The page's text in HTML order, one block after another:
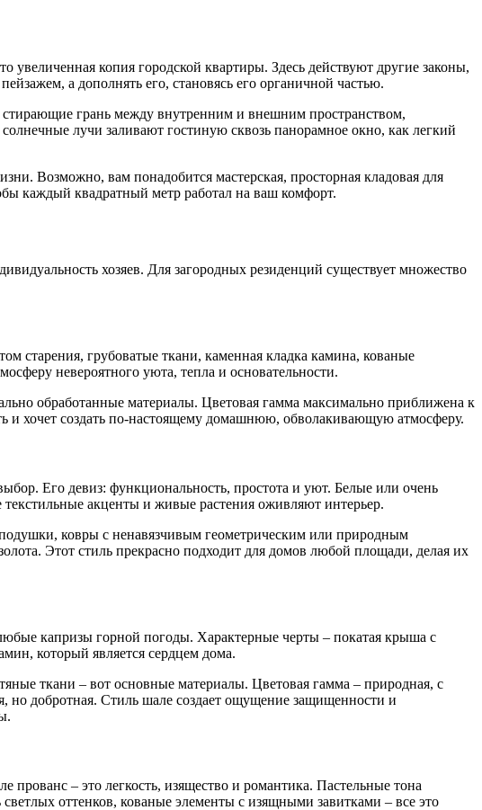
копия городской квартиры. Здесь действуют другие законы,
а дополнять его, становясь его органичной частью.
стирающие грань между внутренним и внешним пространством,
лучи заливают гостиную сквозь панорамное окно, как легкий
Возможно, вам понадобится мастерская, просторная кладовая для
каждый квадратный метр работал на ваш комфорт.
хозяев. Для загородных резиденций существует множество
старения, грубоватые ткани, каменная кладка камина, кованые
невероятного уюта, тепла и основательности.
обработанные материалы. Цветовая гамма максимально приближена к
и хочет создать по-настоящему домашнюю, обволакивающую атмосферу.
Его девиз: функциональность, простота и уют. Белые или очень
текстильные акценты и живые растения оживляют интерьер.
ковры с ненавязчивым геометрическим или природным
Этот стиль прекрасно подходит для домов любой площади, делая их
капризы горной погоды. Характерные черты – покатая крыша с
который является сердцем дома.
ткани – вот основные материалы. Цветовая гамма – природная, с
но добротная. Стиль шале создает ощущение защищенности и
– это легкость, изящество и романтика. Пастельные тона
оттенков, кованые элементы с изящными завитками – все это